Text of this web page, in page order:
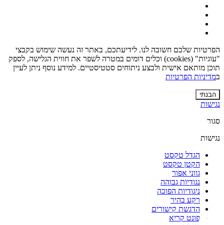
הפרטיות שלכם חשובה לנו. לידיעתכם, באתר זה נעשה שימוש בקבצי
"עוגיות" (cookies) וכלים דומים במטרה לשפר את חווית הגלישה, לספק
תוכן מותאם אישית ולבצע ניתוחים סטטיסטיים. למידע נוסף ניתן לעיין
במדיניות הפרטיות
הבנתי
נגישות
סגור
נגישות
הגדל טקסט
הקטן טקסט
גווני אפור
נגודיות גבוהה
ניגודיות הפוכה
רקע בהיר
הדגשת קישורים
פונט קריא